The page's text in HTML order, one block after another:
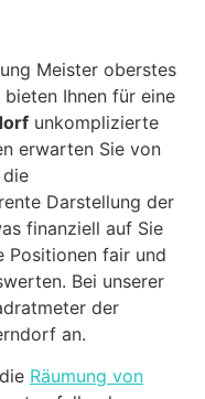
Meister oberstes
Ihnen für eine
unkomplizierte
erwarten Sie von
Darstellung der
finanziell auf Sie
Positionen fair und
Bei unserer
der
an.
Räumung von